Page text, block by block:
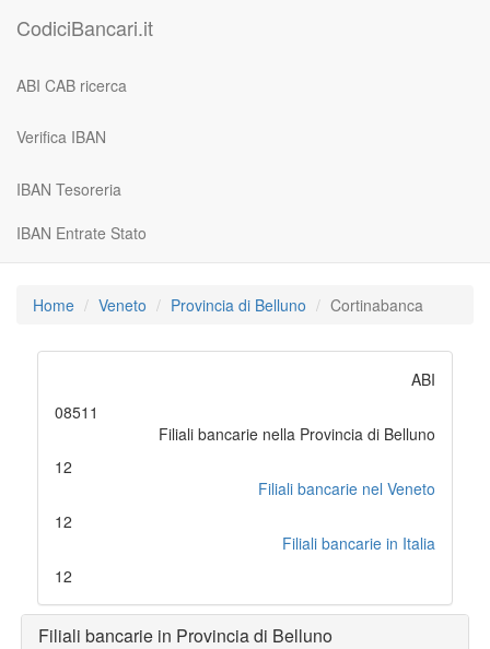
CodiciBancari.it
ABI CAB ricerca
Verifica IBAN
IBAN Tesoreria
IBAN Entrate Stato
Home Veneto Provincia di Belluno Cortinabanca
ABI
08511
Filiali bancarie nella Provincia di Belluno
12
Filiali bancarie nel Veneto
12
Filiali bancarie in Italia
12
Filiali bancarie in Provincia di Belluno